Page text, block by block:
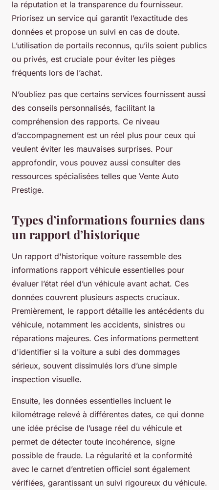
la réputation et la transparence du fournisseur.
Priorisez un service qui garantit l’exactitude des
données et propose un suivi en cas de doute.
L’utilisation de portails reconnus, qu’ils soient publics
ou privés, est cruciale pour éviter les pièges
fréquents lors de l’achat.
N’oubliez pas que certains services fournissent aussi
des conseils personnalisés, facilitant la
compréhension des rapports. Ce niveau
d’accompagnement est un réel plus pour ceux qui
veulent éviter les mauvaises surprises. Pour
approfondir, vous pouvez aussi consulter des
ressources spécialisées telles que Vente Auto
Prestige.
Types d’informations fournies dans
un rapport d’historique
Un rapport d'historique voiture rassemble des
informations rapport véhicule essentielles pour
évaluer l’état réel d’un véhicule avant achat. Ces
données couvrent plusieurs aspects cruciaux.
Premièrement, le rapport détaille les antécédents du
véhicule, notamment les accidents, sinistres ou
réparations majeures. Ces informations permettent
d'identifier si la voiture a subi des dommages
sérieux, souvent dissimulés lors d’une simple
inspection visuelle.
Ensuite, les données essentielles incluent le
kilométrage relevé à différentes dates, ce qui donne
une idée précise de l’usage réel du véhicule et
permet de détecter toute incohérence, signe
possible de fraude. La régularité et la conformité
avec le carnet d’entretien officiel sont également
vérifiées, garantissant un suivi rigoureux du véhicule.